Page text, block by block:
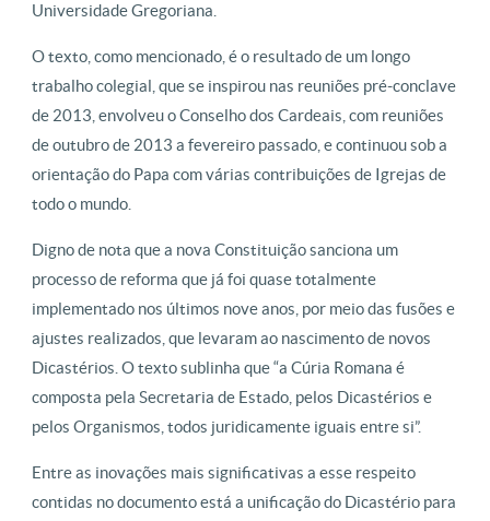
Universidade Gregoriana.
O texto, como mencionado, é o resultado de um longo
trabalho colegial, que se inspirou nas reuniões pré-conclave
de 2013, envolveu o Conselho dos Cardeais, com reuniões
de outubro de 2013 a fevereiro passado, e continuou sob a
orientação do Papa com várias contribuições de Igrejas de
todo o mundo.
Digno de nota que a nova Constituição sanciona um
processo de reforma que já foi quase totalmente
implementado nos últimos nove anos, por meio das fusões e
ajustes realizados, que levaram ao nascimento de novos
Dicastérios. O texto sublinha que “a Cúria Romana é
composta pela Secretaria de Estado, pelos Dicastérios e
pelos Organismos, todos juridicamente iguais entre si”.
Entre as inovações mais significativas a esse respeito
contidas no documento está a unificação do Dicastério para